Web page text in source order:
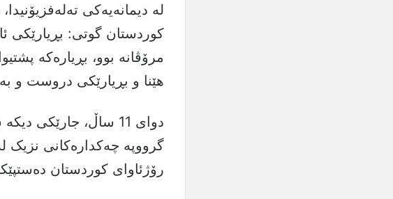
لە دیمانەیەکی
کوردستان گوتی: بڕیارێکی
مرۆڤانە بوو، بڕیارەکە
هێنا و بڕیارێکی دروست و
دوای 11 ساڵ،
گرووپە چەکدارەکانی
رۆژئاوای کوردستان